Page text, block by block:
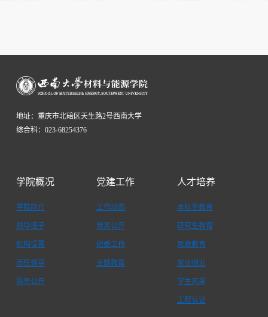
地址：重庆市北碚区天生路2号西南大学
综合科：023-68254376
学院概况
学院简介
领导班子
机构设置
历任领导
院务公开
党建工作
工作动态
党务公开
纪委工作
主题教育
人才培养
本科生教育
研究生教育
思政教育
就业创业
学生风采
工程认证